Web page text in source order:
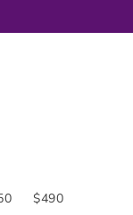
$490